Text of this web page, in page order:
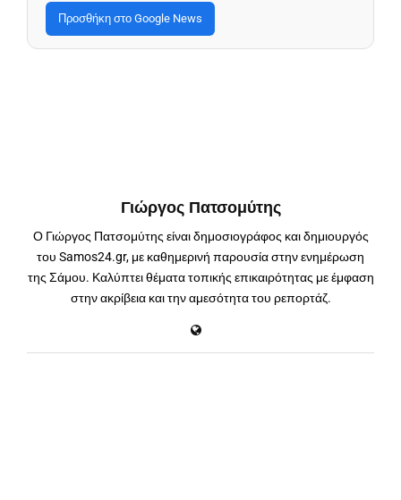
Προσθήκη στο Google News
Γιώργος Πατσομύτης
Ο Γιώργος Πατσομύτης είναι δημοσιογράφος και δημιουργός
του Samos24.gr, με καθημερινή παρουσία στην ενημέρωση
της Σάμου. Καλύπτει θέματα τοπικής επικαιρότητας με έμφαση
στην ακρίβεια και την αμεσότητα του ρεπορτάζ.